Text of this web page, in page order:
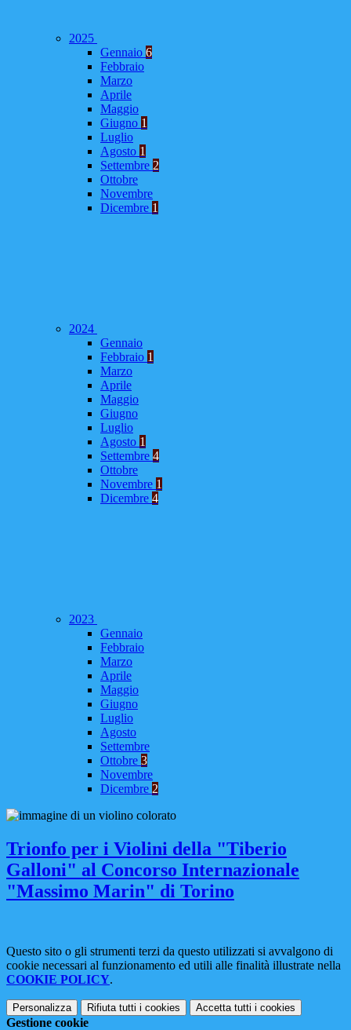
2025
Gennaio 6
Febbraio
Marzo
Aprile
Maggio
Giugno 1
Luglio
Agosto 1
Settembre 2
Ottobre
Novembre
Dicembre 1
2024
Gennaio
Febbraio 1
Marzo
Aprile
Maggio
Giugno
Luglio
Agosto 1
Settembre 4
Ottobre
Novembre 1
Dicembre 4
2023
Gennaio
Febbraio
Marzo
Aprile
Maggio
Giugno
Luglio
Agosto
Settembre
Ottobre 3
Novembre
Dicembre 2
Trionfo per i Violini della "Tiberio
Galloni" al Concorso Internazionale
"Massimo Marin" di Torino
Questo sito o gli strumenti terzi da questo utilizzati si avvalgono di
cookie necessari al funzionamento ed utili alle finalità illustrate nella
COOKIE POLICY.
Personalizza Rifiuta tutti i cookies Accetta tutti i cookies
Gestione cookie